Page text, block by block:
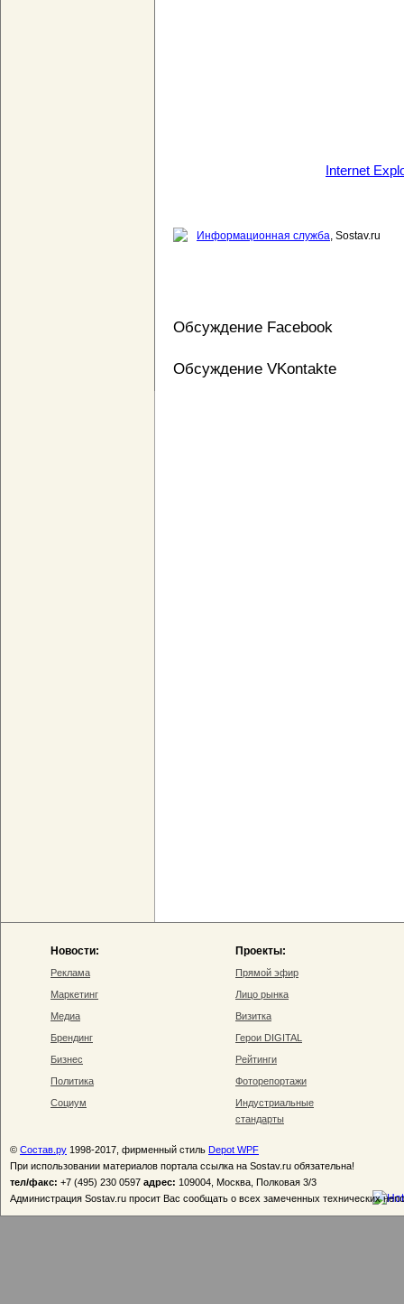
Internet
Информационная служба, Sostav.ru
Обсуждение Facebook
Обсуждение VKontakte
Новости:
Реклама
Маркетинг
Медиа
Брендинг
Бизнес
Политика
Социум
Проекты:
Прямой эфир
Лицо рынка
Визитка
Герои DIGITAL
Рейтинги
Фоторепортажи
Индустриальные
стандарты
© Состав.ру 1998-2017, фирменный стиль Depot WPF
При использовании материалов портала ссылка на Sostav.ru обязательна!
тел/факс: +7 (495) 230 0597 адрес: 109004, Москва, Полковая 3/3
Администрация Sostav.ru просит Вас сообщать о всех замеченных технических